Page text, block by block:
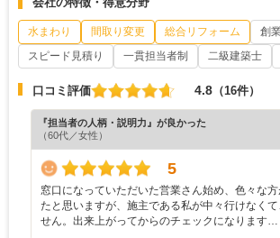
水まわり 間取り変更 総合リフォーム
創
スピード見積り
一貫担当者制 二級建築士
口コミ評価 4.8 （16件）
『担当者の人柄・説明力』が良かった
（60代／女性）
5
窓口になっていただいた営業さん始め、色々な
たと思いますが、施主である私が中々行けなくて
せん。出来上がってからのチェックになります…